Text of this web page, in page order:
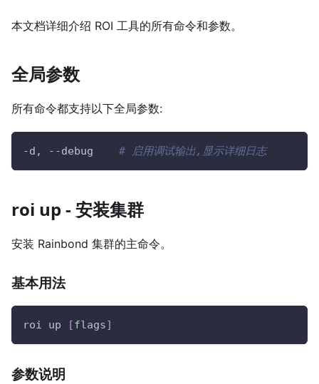
本文档详细介绍 ROI 工具的所有命令和参数。
全局参数
所有命令都支持以下全局参数:
-d, --debug # 启用调试输出,显示详细日志
roi up - 安装集群
安装 Rainbond 集群的主命令。
基本用法
roi up [flags]
参数说明